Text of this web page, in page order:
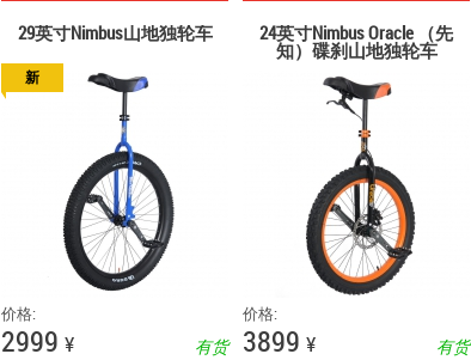
29英寸Nimbus山地独轮车
新
价格:
2999 ¥ 有货
24英寸Nimbus Oracle （先
知）碟刹山地独轮车
价格:
3899 ¥ 有货